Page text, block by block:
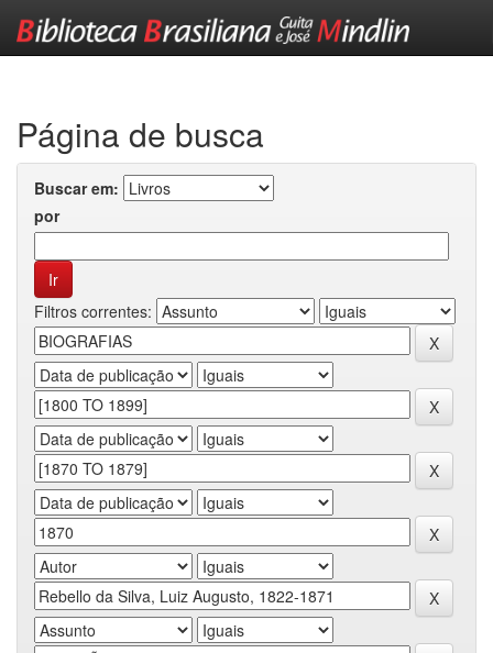
Página de busca
Buscar em:
por
Filtros correntes: